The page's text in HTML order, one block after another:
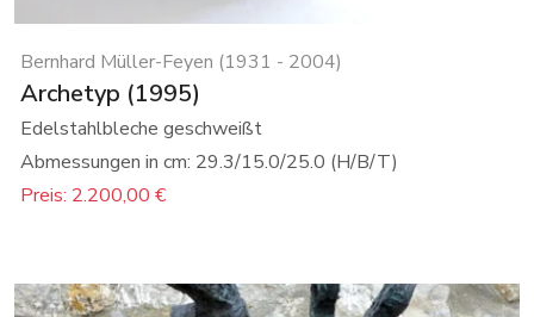
Bernhard Müller-Feyen (1931 - 2004)
Archetyp (1995)
Edelstahlbleche geschweißt
Abmessungen in cm: 29.3/15.0/25.0 (H/B/T)
Preis: 2.200,00 €